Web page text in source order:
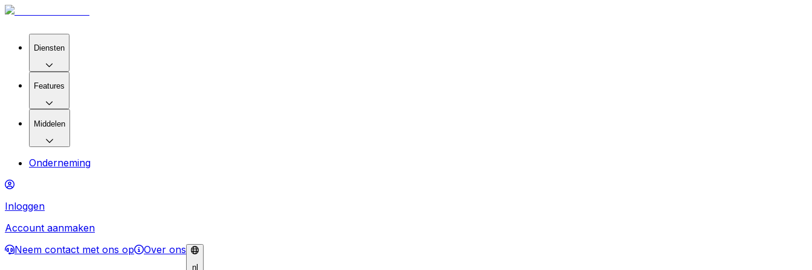
Diensten
Features
Middelen
Onderneming
Inloggen
Account aanmaken
Neem contact met ons op
Over ons
nl